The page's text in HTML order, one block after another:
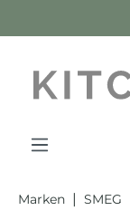
Marken | SMEG